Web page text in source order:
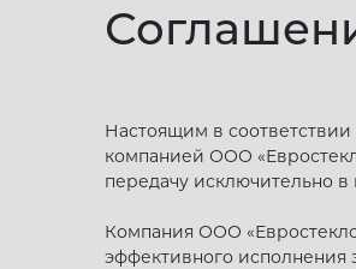
Настоящим в
компанией ООО
передачу исключительно
Компания ООО
эффективного исполнения